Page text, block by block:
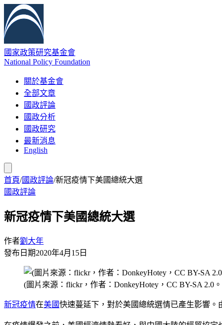
國家政策研究基金會
National Policy Foundation
關於基金會
全部文章
國政評論
國政分析
國政研究
最新消息
English
首頁/國政評論/新冠疫情下美國總統大選
國政評論
新冠疫情下美國總統大選
作者劉大年
發布日期2020年4月15日
(圖片來源：flickr，作者：DonkeyHotey，CC BY-SA 2.0
新冠疫情在美國快速蔓延下，對於美國總統選情已產生影響